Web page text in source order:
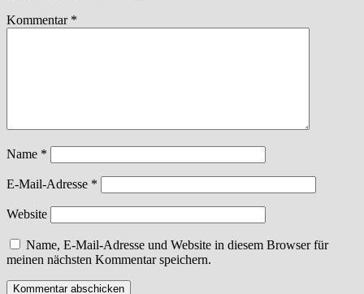
Kommentar *
Name *
E-Mail-Adresse *
Website
Name, E-Mail-Adresse und Website in diesem Browser für
meinen nächsten Kommentar speichern.